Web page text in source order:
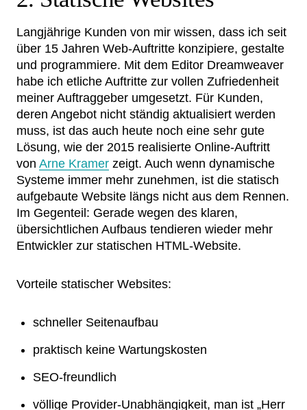
Langjährige Kunden von mir wissen, dass ich seit
über 15 Jahren Web-Auftritte konzipiere, gestalte
und programmiere. Mit dem Editor Dreamweaver
habe ich etliche Auftritte zur vollen Zufriedenheit
meiner Auftraggeber umgesetzt. Für Kunden,
deren Angebot nicht ständig aktualisiert werden
muss, ist das auch heute noch eine sehr gute
Lösung, wie der 2015 realisierte Online-Auftritt
von Arne Kramer zeigt. Auch wenn dynamische
Systeme immer mehr zunehmen, ist die statisch
aufgebaute Website längs nicht aus dem Rennen.
Im Gegenteil: Gerade wegen des klaren,
übersichtlichen Aufbaus tendieren wieder mehr
Entwickler zur statischen HTML-Website.
Vorteile statischer Websites:
schneller Seitenaufbau
praktisch keine Wartungskosten
SEO-freundlich
völlige Provider-Unabhängigkeit, man ist „Herr